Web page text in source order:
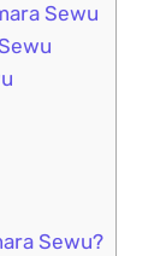
Sewu
Sewu?